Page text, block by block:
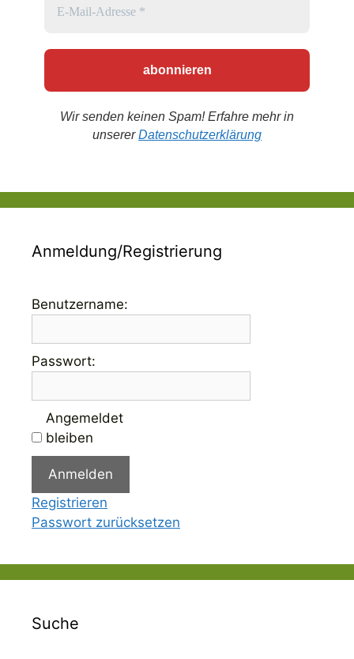
Wir senden keinen Spam! Erfahre mehr in
unsererDatenschutzerklärung
Anmeldung/Registrierung
Benutzername:
Passwort:
Angemeldet
bleiben
Anmelden
Registrieren
Passwort zurücksetzen
Suche